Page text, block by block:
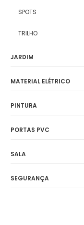
SPOTS
TRILHO
JARDIM
MATERIAL ELÉTRICO
PINTURA
PORTAS PVC
SALA
SEGURANÇA